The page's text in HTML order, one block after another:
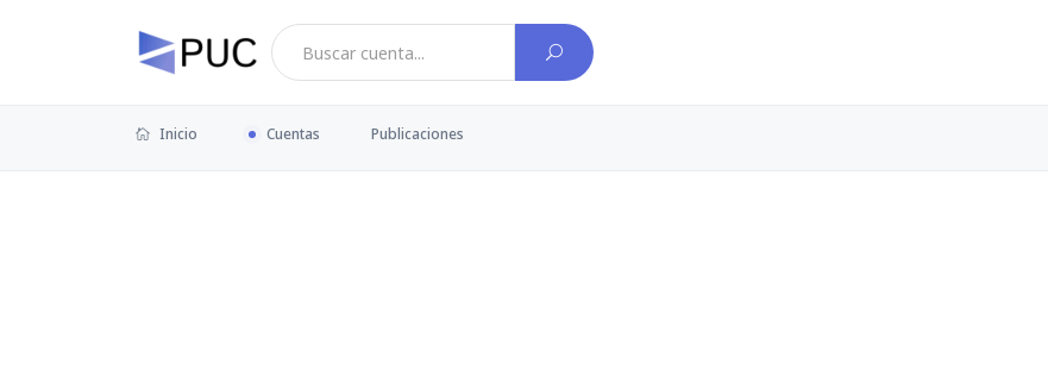
Inicio Cuentas Publicaciones